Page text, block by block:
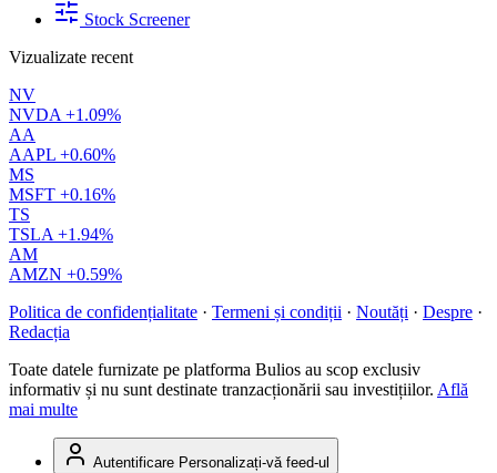
Stock Screener
Vizualizate recent
NV
NVDA +1.09%
AA
AAPL +0.60%
MS
MSFT +0.16%
TS
TSLA +1.94%
AM
AMZN +0.59%
Politica de confidențialitate · Termeni și condiții · Noutăți · Despre ·
Redacția
Toate datele furnizate pe platforma Bulios au scop exclusiv
informativ și nu sunt destinate tranzacționării sau investițiilor. Află
mai multe
Autentificare Personalizați-vă feed-ul